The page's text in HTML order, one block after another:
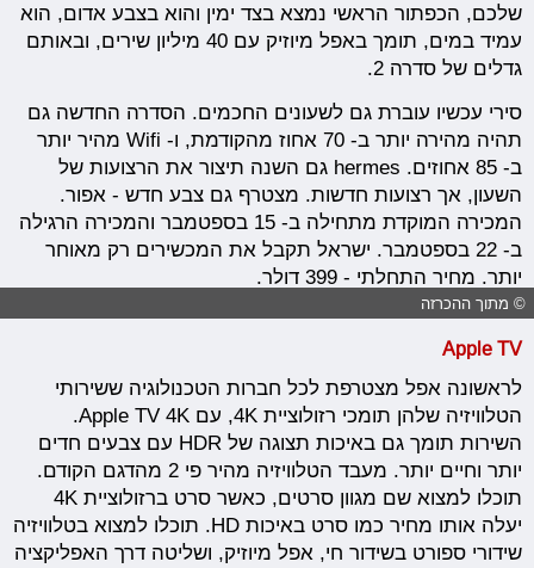
שלכם, הכפתור הראשי נמצא בצד ימין והוא בצבע אדום, הוא
עמיד במים, תומך באפל מיוזיק עם 40 מיליון שירים, ובאותם
גדלים של סדרה 2.
סירי עכשיו עוברת גם לשעונים החכמים. הסדרה החדשה גם
תהיה מהירה יותר ב- 70 אחוז מהקודמת, ו- Wifi מהיר יותר
ב- 85 אחוזים. hermes גם השנה תיצור את הרצועות של
השעון, אך רצועות חדשות. מצטרף גם צבע חדש - אפור.
המכירה המוקדת מתחילה ב- 15 בספטמבר והמכירה הרגילה
ב- 22 בספטמבר. ישראל תקבל את המכשירים רק מאוחר
יותר. מחיר התחלתי - 399 דולר.
© מתוך ההכרזה
Apple TV
לראשונה אפל מצטרפת לכל חברות הטכנולוגיה ששירותי
הטלוויזיה שלהן תומכי רזולוציית 4K, עם Apple TV 4K.
השירות תומך גם באיכות תצוגה של HDR עם צבעים חדים
יותר וחיים יותר. מעבד הטלוויזיה מהיר פי 2 מהדגם הקודם.
תוכלו למצוא שם מגוון סרטים, כאשר סרט ברזולוציית 4K
יעלה אותו מחיר כמו סרט באיכות HD. תוכלו למצוא בטלוויזיה
שידורי ספורט בשידור חי, אפל מיוזיק, ושליטה דרך האפליקציה